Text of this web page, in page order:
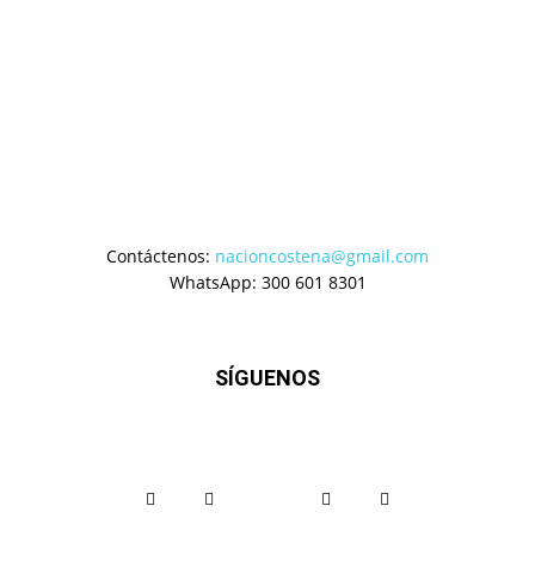
Contáctenos: nacioncostena@gmail.com
WhatsApp: 300 601 8301
SÍGUENOS